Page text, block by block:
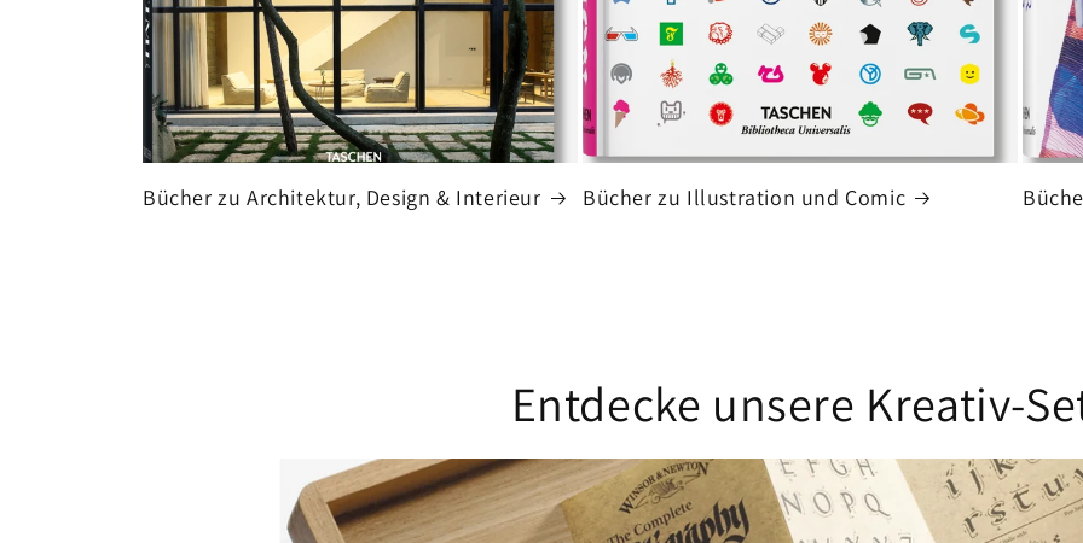
Bücher zu Architektur, Design & Interieur Bücher zu Illustration und Comic
Entdecke unsere Kreativ-